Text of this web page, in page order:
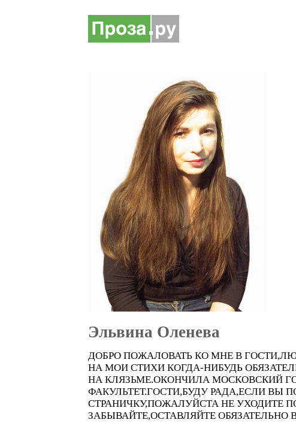
Эльвина Оленева
ДОБРО ПОЖАЛОВАТЬ КО МНЕ В
НА МОИ СТИХИ КОГДА-НИБУДЬ
НА КЛЯЗЬМЕ.ОКОНЧИЛА МОСКОВСКИЙ
ФАКУЛЬТЕТ.ГОСТИ,БУДУ РАДА,ЕСЛИ
СТРАНИЧКУ,ПОЖАЛУЙСТА НЕ УХОДИТЕ
ЗАБЫВАЙТЕ,ОСТАВЛЯЙТЕ ОБЯЗАТЕЛЬНО